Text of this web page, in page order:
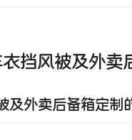
挡风被及外卖
及外卖后备箱定制